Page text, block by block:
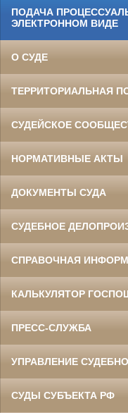
ПОДАЧА
ЭЛЕКТРОННОМ ВИДЕ
О СУДЕ
ТЕРРИТОРИАЛЬНАЯ
СУДЕЙСКОЕ
НОРМАТИВНЫЕ АКТЫ
ДОКУМЕНТЫ СУДА
СУДЕБНОЕ
СПРАВОЧНАЯ
КАЛЬКУЛЯТОР
ПРЕСС-СЛУЖБА
УПРАВЛЕНИЕ
СУДЫ СУБЪЕКТА РФ